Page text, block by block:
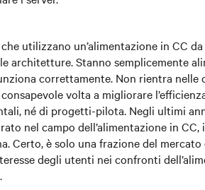
utilizzano un’alimentazione in CC
architetture. Stanno semplicemente
correttamente. Non rientra nelle
volta a migliorare
né di progetti-pilota. Negli ultimi
nel campo dell’alimentazione in
Certo, è solo una frazione del
degli utenti nei confronti